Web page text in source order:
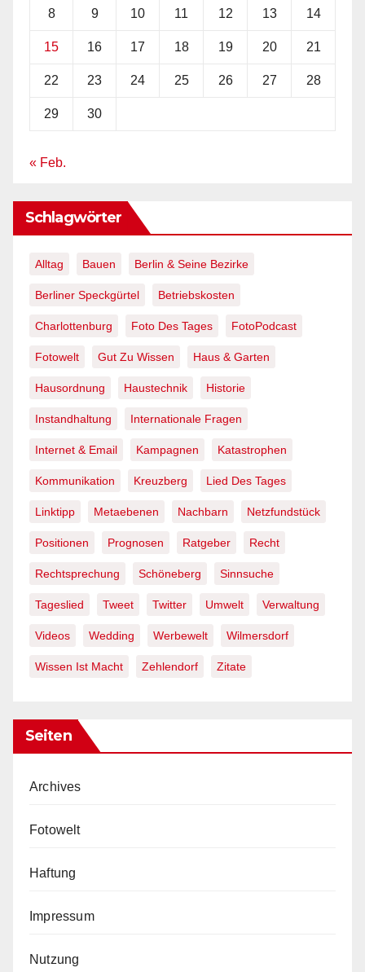
8 9 10 11 12 13 14
15 16 17 18 19 20 21
22 23 24 25 26 27 28
29 30
« Feb.
Schlagwörter
Alltag Bauen Berlin & Seine Bezirke
Berliner Speckgürtel Betriebskosten
Charlottenburg Foto Des Tages FotoPodcast
Fotowelt Gut Zu Wissen Haus & Garten
Hausordnung Haustechnik Historie
Instandhaltung Internationale Fragen
Internet & Email Kampagnen Katastrophen
Kommunikation Kreuzberg Lied Des Tages
Linktipp Metaebenen Nachbarn Netzfundstück
Positionen Prognosen Ratgeber Recht
Rechtsprechung Schöneberg Sinnsuche
Tageslied Tweet Twitter Umwelt Verwaltung
Videos Wedding Werbewelt Wilmersdorf
Wissen Ist Macht Zehlendorf Zitate
Seiten
Archives
Fotowelt
Haftung
Impressum
Nutzung